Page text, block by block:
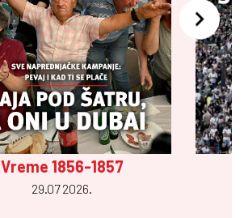
Vreme 1856-1857
29.07 2026.